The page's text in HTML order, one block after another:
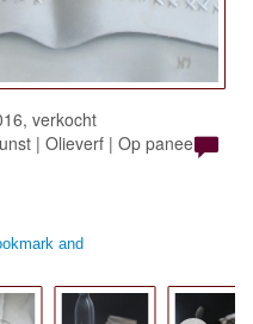
verkocht
| Olieverf | Op paneel